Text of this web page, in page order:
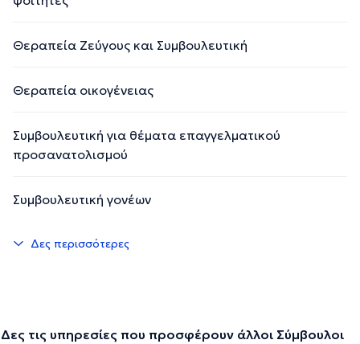
Την περιγραφή επιμελείται η ομάδα του doctoranytime βασισμένη σε
Θεραπεία Ζεύγους και Συμβουλευτική
Θεραπεία οικογένειας
Συμβουλευτική για θέματα επαγγελματικού
προσανατολισμού
Συμβουλευτική γονέων
Δες περισσότερες
Δες τις υπηρεσίες που προσφέρουν άλλοι Σύμβουλοι